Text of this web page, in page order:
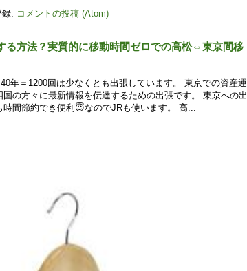
録: コメントの投稿 (Atom)
方法？実質的に移動時間ゼロでの高松⇔東京間移
年＝1200回は少なくとも出張しています。 東京での資産運
の方々に最新情報を伝達するための出張です。 東京への出
間節約でき便利😇なのでJRも使います。 高...